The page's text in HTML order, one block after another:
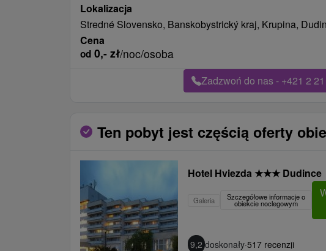
Lokalizacja
Stredné Slovensko, Banskobystrický kraj, Krupina,
Cena
od 0,- zł/noc/osoba
Zadzwoń do nas - +421 2
Ten pobyt jest częścią oferty
Hotel Hviezda ★★★ Dudince
Galeria Szczegółowe informacje o
obiekcie noclegowym
9,2 doskonały·517 recenzji